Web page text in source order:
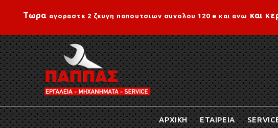
Τωρα αγοραστε 2 ζευγη παπουτσιων συνολου 120 e και ανω και
ΑΡΧΙΚΗ ΕΤΑΙΡΕΙΑ